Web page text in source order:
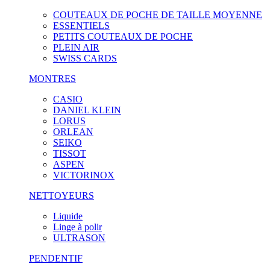
COUTEAUX DE POCHE DE TAILLE MOYENNE
ESSENTIELS
PETITS COUTEAUX DE POCHE
PLEIN AIR
SWISS CARDS
MONTRES
CASIO
DANIEL KLEIN
LORUS
ORLEAN
SEIKO
TISSOT
ASPEN
VICTORINOX
NETTOYEURS
Liquide
Linge à polir
ULTRASON
PENDENTIF